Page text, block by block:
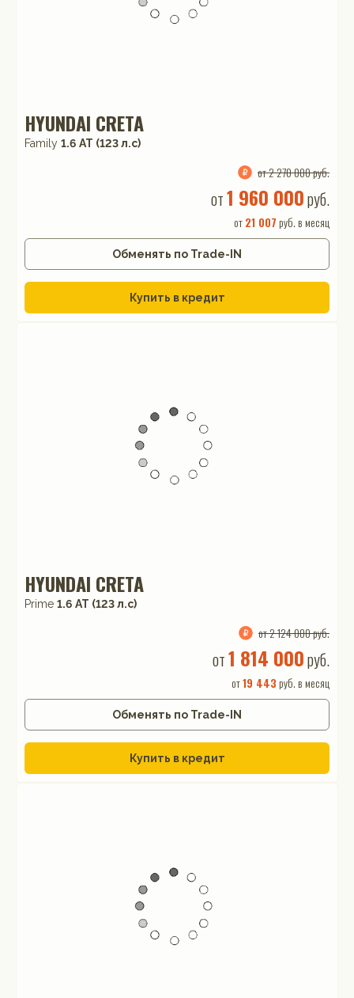
HYUNDAI CRETA
Family 1.6 АТ (123 л.с)
от 2 270 000 руб.
от1 960 000руб.
от21 007 руб. в месяц
Обменять по Trade-IN
Купить в кредит
HYUNDAI CRETA
Prime 1.6 АТ (123 л.с)
от 2 124 000 руб.
от1 814 000руб.
от19 443 руб. в месяц
Обменять по Trade-IN
Купить в кредит